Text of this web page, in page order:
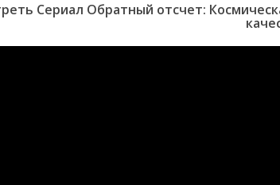
1
Сериал Обратный отсчет: